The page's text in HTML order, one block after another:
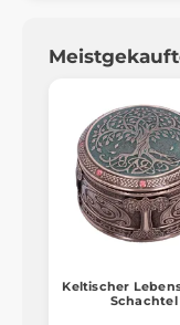
Keltischer
Schachtel